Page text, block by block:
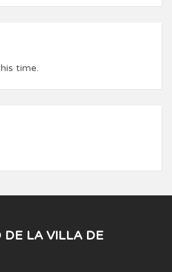
time.
LA VILLA DE